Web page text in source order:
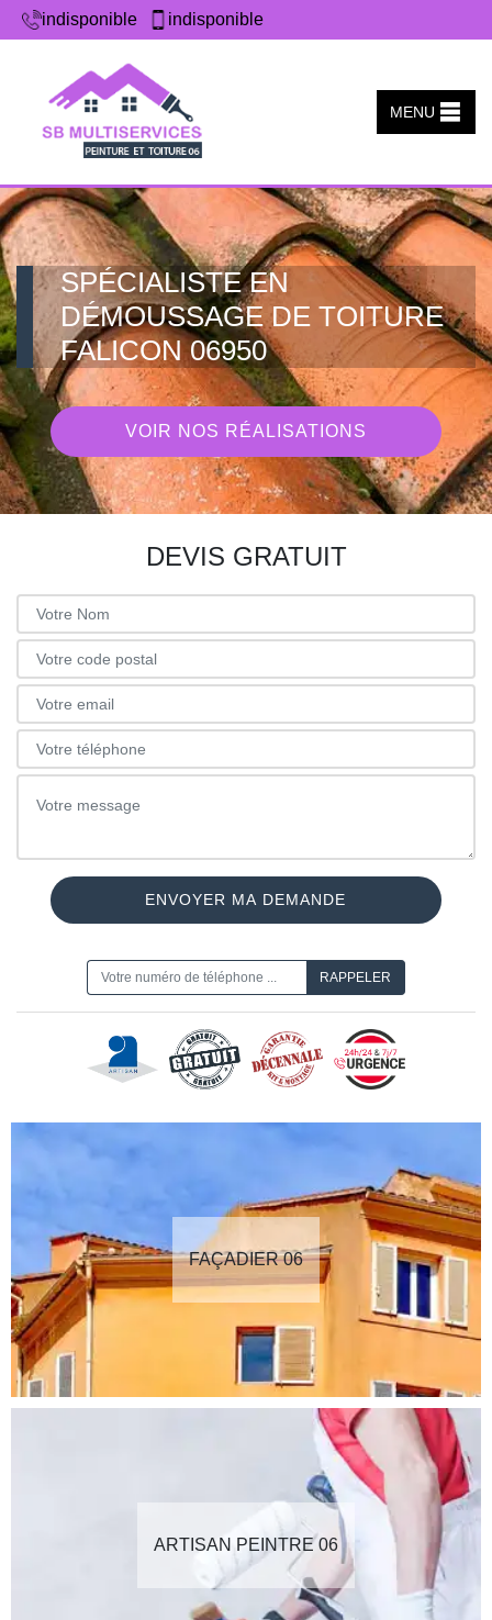
indisponible indisponible
MENU
SPÉCIALISTE EN
DÉMOUSSAGE DE TOITURE
FALICON 06950
VOIR NOS RÉALISATIONS
DEVIS GRATUIT
FAÇADIER 06
ARTISAN PEINTRE 06